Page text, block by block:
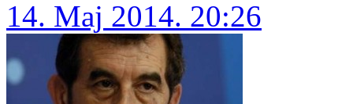
14. Maj 2014. 20:26